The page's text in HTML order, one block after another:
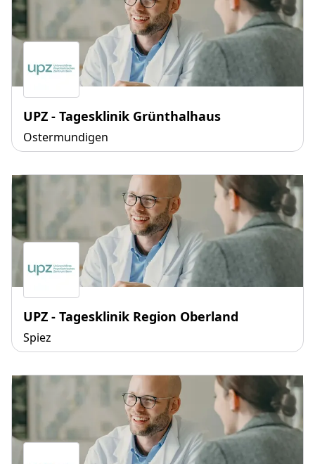
UPZ - Tagesklinik Grünthalhaus
Ostermundigen
UPZ - Tagesklinik Region Oberland
Spiez